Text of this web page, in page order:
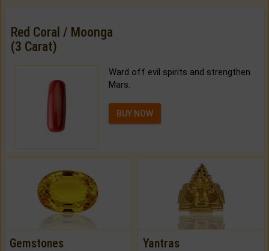
Red Coral / Moonga
(3 Carat)
Ward off evil spirits and strengthen
Mars.
BUY NOW
Gemstones Yantras